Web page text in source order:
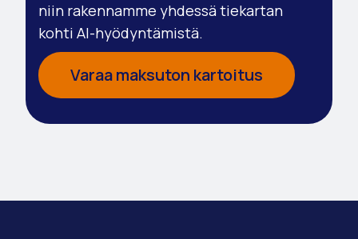
niin rakennamme yhdessä tiekartan
kohti AI-hyödyntämistä.
Varaa maksuton kartoitus